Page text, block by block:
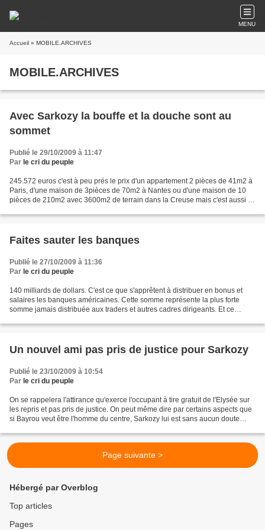
MENU
Accueil » MOBILE.ARCHIVES
MOBILE.ARCHIVES
Avec Sarkozy la bouffe et la douche sont au
sommet
Publié le 29/10/2009 à 11:47
Par le cri du peuple
245.572 euros c'est à peu prés le prix d'un appartement 2 pièces de 41m2 à
Paris, d'une maison de 3pièces de 70m2 à Nantes ou d'une maison de 10
pièces de 210m2 avec 3600m2 de terrain dans la Creuse mais c'est aussi le
Faites sauter les banques
Publié le 27/10/2009 à 11:36
Par le cri du peuple
140 milliards de dollars. C'est ce que s'apprêtent à distribuer en bonus et
salaires les banques américaines. Cette somme représente la plus forte
somme jamais distribuée aux traders et autres cadres dirigeants. Et ce
Un nouvel ami pas pris de justice pour Sarkozy
Publié le 23/10/2009 à 10:54
Par le cri du peuple
On se rappelera l'attirance qu'exerce l'occupant à tire gratuit de l'Elysée sur
les repris et pas pris de justice. On peut même dire par certains aspects que
si Bayrou veut être l'homme du centre, Sarkozy lui est sans aucun doute
Page suivante >
Hébergé par Overblog
Top articles
Pages